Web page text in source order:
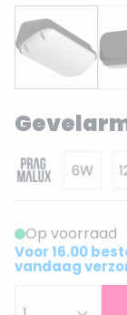
Op voorraad
Voor 16.00
vandaag